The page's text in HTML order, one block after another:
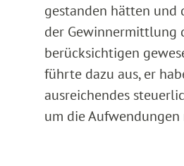
gestanden hätten und
der Gewinnermittlung
berücksichtigen
führte dazu aus, er
ausreichendes
um die